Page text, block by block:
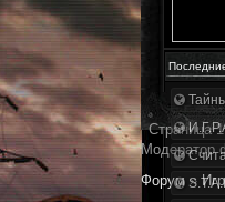
Страница1
Модератор
Форум »